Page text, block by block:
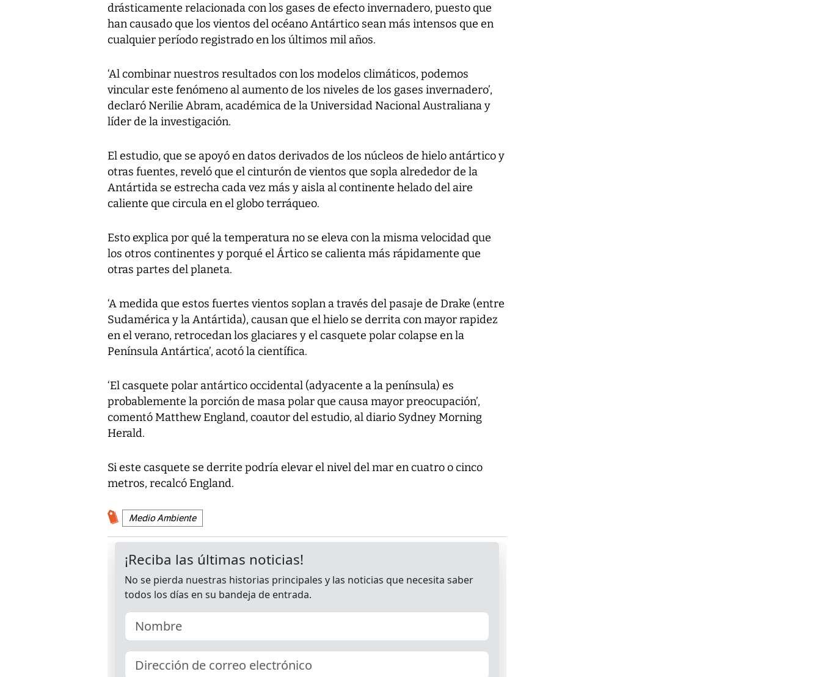
drásticamente relacionada con los gases de efecto invernadero, puesto que
han causado que los vientos del océano Antártico sean más intensos que en
cualquier período registrado en los últimos mil años.
‘Al combinar nuestros resultados con los modelos climáticos, podemos
vincular este fenómeno al aumento de los niveles de los gases invernadero’,
declaró Nerilie Abram, académica de la Universidad Nacional Australiana y
líder de la investigación.
El estudio, que se apoyó en datos derivados de los núcleos de hielo antártico y
otras fuentes, reveló que el cinturón de vientos que sopla alrededor de la
Antártida se estrecha cada vez más y aisla al continente helado del aire
caliente que circula en el globo terráqueo.
Esto explica por qué la temperatura no se eleva con la misma velocidad que
los otros continentes y porqué el Ártico se calienta más rápidamente que
otras partes del planeta.
‘A medida que estos fuertes vientos soplan a través del pasaje de Drake (entre
Sudamérica y la Antártida), causan que el hielo se derrita con mayor rapidez
en el verano, retrocedan los glaciares y el casquete polar colapse en la
Península Antártica’, acotó la científica.
‘El casquete polar antártico occidental (adyacente a la península) es
probablemente la porción de masa polar que causa mayor preocupación’,
comentó Matthew England, coautor del estudio, al diario Sydney Morning
Herald.
Si este casquete se derrite podría elevar el nivel del mar en cuatro o cinco
metros, recalcó England.
Medio Ambiente